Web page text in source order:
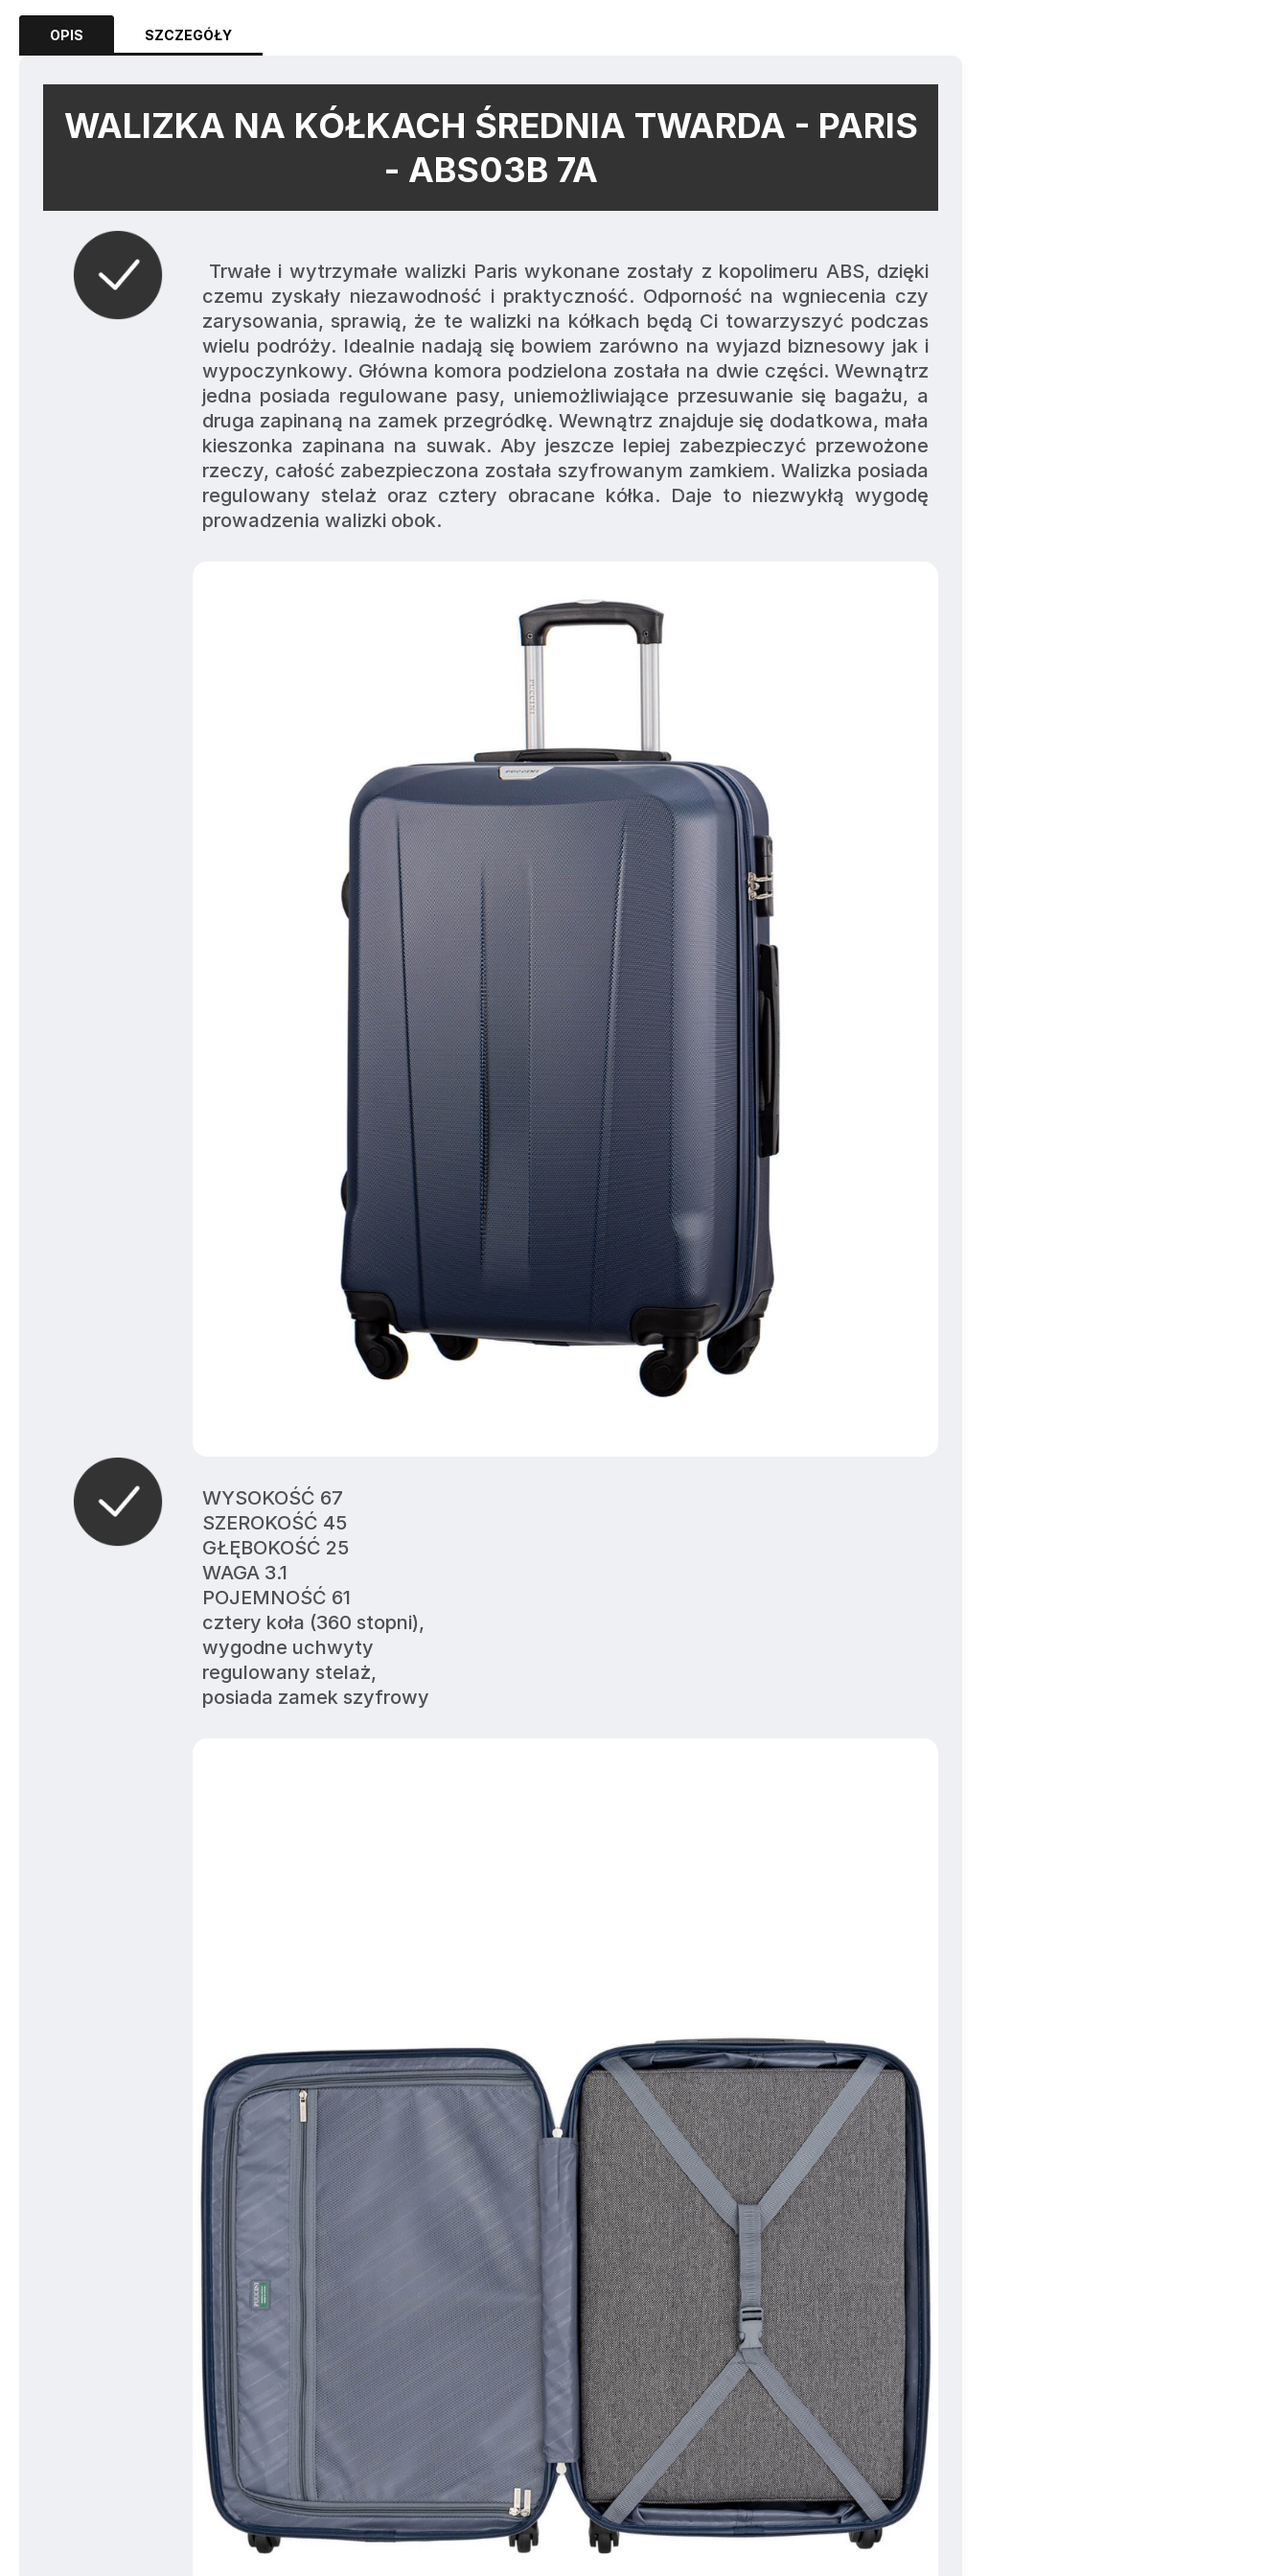
OPIS
WALIZKA NA KÓŁKACH ŚREDNIA TWARDA - PARIS
- ABS03B 7A
czemu zyskały niezawodność i praktyczność. Odporność na wgniecenia czy
zarysowania, sprawią, że te walizki na kółkach będą Ci towarzyszyć podczas
wielu podróży. Idealnie nadają się bowiem zarówno na wyjazd biznesowy jak i
wypoczynkowy. Główna komora podzielona została na dwie części. Wewnątrz
jedna posiada regulowane pasy, uniemożliwiające przesuwanie się bagażu, a
druga zapinaną na zamek przegródkę. Wewnątrz znajduje się dodatkowa, mała
kieszonka zapinana na suwak. Aby jeszcze lepiej zabezpieczyć przewożone
rzeczy, całość zabezpieczona została szyfrowanym zamkiem. Walizka posiada
regulowany stelaż oraz cztery obracane kółka. Daje to niezwykłą wygodę
prowadzenia walizki obok.
WYSOKOŚĆ 67
SZEROKOŚĆ 45
GŁĘBOKOŚĆ 25
WAGA 3.1
POJEMNOŚĆ 61
cztery koła (360 stopni),
wygodne uchwyty
regulowany stelaż,
posiada zamek szyfrowy
SZCZEGÓŁY